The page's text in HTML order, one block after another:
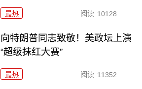
最热 阅读 10128
向特朗普同志致敬！美政坛上演
“超级抹红大赛”
最热 阅读 11352